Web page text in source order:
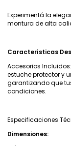
Experimentá la
montura de alta
Características
Accesorios
estuche protector y
garantizando que
condiciones.
Especificaciones
Dimensiones: